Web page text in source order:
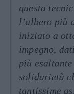
questa
l’albero più
iniziato a
impegno,
più
solidarietà
tantissime